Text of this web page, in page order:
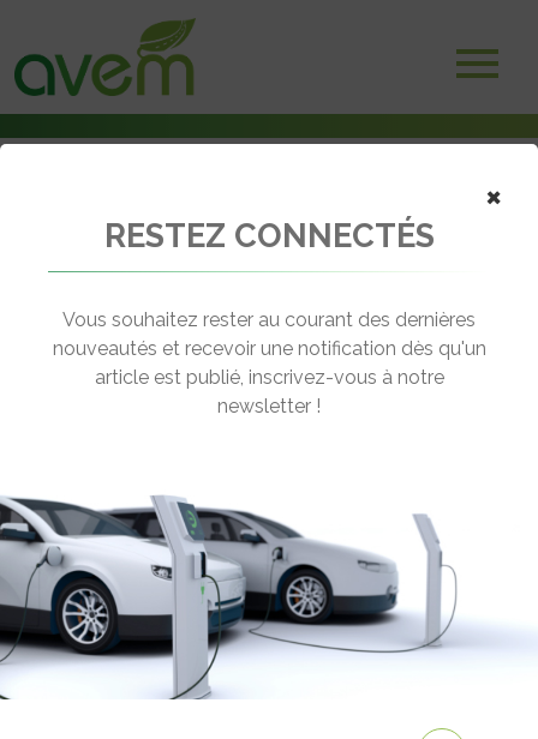
Iris Viséo : Un véhicule électrique à poste de pilotage télescopique
← Revenir aux actualités
ÉLECTRIQUE À POSTE DE PILOTAGE
TÉLESCOPIQUE
Rédigé par Philippe Schwoerer le 11 Déc 2014 à 00:00
0 commentaires
×
RESTEZ CONNECTÉS
Vous souhaitez rester au courant des dernières
nouveautés et recevoir une notification dès qu'un
article est publié, inscrivez-vous à notre
newsletter !